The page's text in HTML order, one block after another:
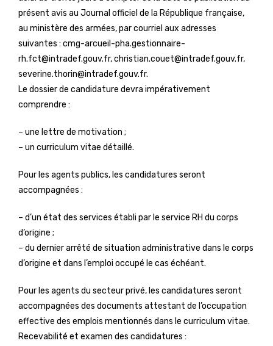
présent avis au Journal officiel de la République française,
au ministère des armées, par courriel aux adresses
suivantes : cmg-arcueil-pha.gestionnaire-
rh.fct@intradef.gouv.fr, christian.couet@intradef.gouv.fr,
severine.thorin@intradef.gouv.fr.
Le dossier de candidature devra impérativement
comprendre :
– une lettre de motivation ;
– un curriculum vitae détaillé.
Pour les agents publics, les candidatures seront
accompagnées :
– d’un état des services établi par le service RH du corps
d’origine ;
– du dernier arrêté de situation administrative dans le corps
d’origine et dans l’emploi occupé le cas échéant.
Pour les agents du secteur privé, les candidatures seront
accompagnées des documents attestant de l’occupation
effective des emplois mentionnés dans le curriculum vitae.
Recevabilité et examen des candidatures :